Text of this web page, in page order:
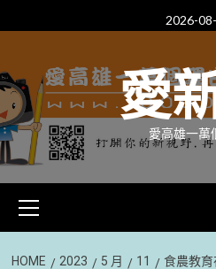
to
2026-
愛
愛高雄一萬
Menu
HOME 2023 5 月 11
食農教